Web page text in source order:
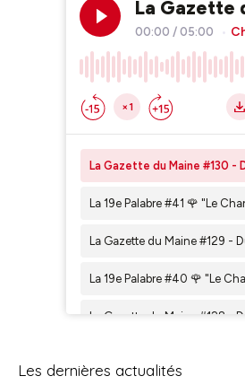
Les dernières actualités